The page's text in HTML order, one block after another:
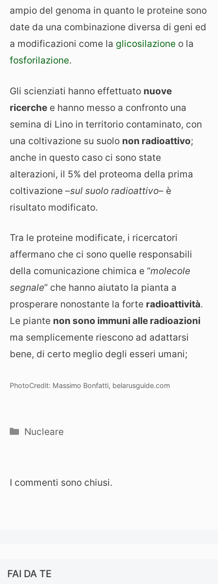
ampio del genoma in quanto le proteine sono
date da una combinazione diversa di geni ed
a modificazioni come la glicosilazione o la
fosforilazione.
Gli scienziati hanno effettuato nuove
ricerche e hanno messo a confronto una
semina di Lino in territorio contaminato, con
una coltivazione su suolo non radioattivo;
anche in questo caso ci sono state
alterazioni, il 5% del proteoma della prima
coltivazione –sul suolo radioattivo– è
risultato modificato.
Tra le proteine modificate, i ricercatori
affermano che ci sono quelle responsabili
della comunicazione chimica e “molecole
segnale” che hanno aiutato la pianta a
prosperare nonostante la forte radioattività.
Le piante non sono immuni alle radioazioni
ma semplicemente riescono ad adattarsi
bene, di certo meglio degli esseri umani;
PhotoCredit: Massimo Bonfatti, belarusguide.com
Categorie
Nucleare
I commenti sono chiusi.
FAI DA TE